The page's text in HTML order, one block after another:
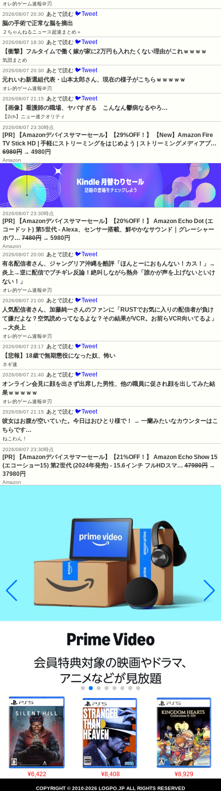
オレ的ゲーム速報＠刃
2026/08/07 20:30
あとで読む 🐦Tweet
脳の手術で正常な脳を摘出
２ちゃんねるニュース超速まとめ＋
2026/08/07 18:30
あとで読む 🐦Tweet
【衝撃】フルタイムで働く嫁が家に2万円も入れたくない理由がこれｗｗｗｗ
気団まとめ
2026/08/07 20:30
あとで読む 🐦Tweet
元れいわ新選組代表・山本太郎さん、現在の様子がこちらｗｗｗｗｗ
オレ的ゲーム速報＠刃
2026/08/07 21:15
あとで読む 🐦Tweet
【画像】看護師の職場、ヤバすぎる　こんなん鬱病なるやろ…
【2ch】ニュー速クオリティ
2026/08/07 23:30時点
[PR] 【Amazonデバイスサマーセール】【29%OFF！】 【New】Amazon Fire
TV Stick HD | 手軽にストリーミングをはじめよう | ストリーミングメディアプ…
6980円 → 4980円
Amazon
2026/08/07 23:30時点
[PR] 【Amazonデバイスサマーセール】【20%OFF！】 Amazon Echo Dot (エ
コードット) 第5世代 - Alexa、センサー搭載、鮮やかなサウンド｜グレーシャー
ホワ… 7480円 → 5980円
Amazon
2026/08/07 20:00
あとで読む 🐦Tweet
有名配信者さん、ジャングリア沖縄を酷評「ほんとーにおもんない！カス！」→
炎上→逆に配信でブチギレ反論！絶叫しながら熱弁「誰かが声を上げないといけ
ない！」
オレ的ゲーム速報＠刃
2026/08/07 21:00
あとで読む 🐦Tweet
人気配信者さん、加藤純一さんのファンに「RUSTでお気に入りの配信者が負け
て嫌だよな？空気読めってなるよな？その結果がVCR。お前らVCR向いてるよ」
→大炎上
オレ的ゲーム速報＠刃
2026/08/07 23:17
あとで読む 🐦Tweet
【悲報】18歳で無期懲役になった奴、怖い
ネギ速
2026/08/07 21:40
あとで読む 🐦Tweet
オンライン会見に顔を出さず出席した男性、他の職員に促され顔を出してみた結
果ｗｗｗｗｗ
オレ的ゲーム速報＠刃
2026/08/07 21:15
あとで読む 🐦Tweet
彼女はお腹が空いていた。今日はおひとり様で！ → 一蘭みたいなカウンターはこ
ちらです…
ねこわん！
2026/08/07 23:30時点
[PR] 【Amazonデバイスサマーセール】【21%OFF！】 Amazon Echo Show 15
(エコーショー15) 第2世代 (2024年発売) - 15.6インチ フルHDスマ… 47980円 →
37980円
Amazon
¥6,422 ¥8,408 ¥8,929
COPYRIGHT © 2010-2026 LOGPO.JP ALL RIGHTS RESERVED